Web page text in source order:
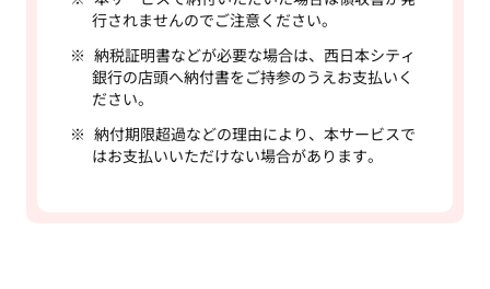
行されませんのでご注意ください。
納税証明書などが必要な場合は、西日本シティ
銀行の店頭へ納付書をご持参のうえお支払いく
ださい。
納付期限超過などの理由により、本サービスで
はお支払いいただけない場合があります。